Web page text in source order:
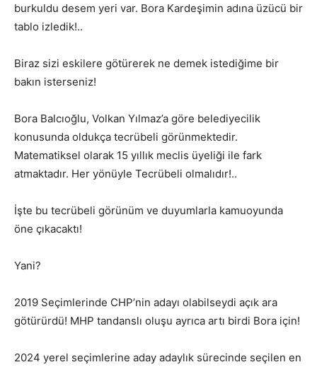
burkuldu desem yeri var. Bora Kardeşimin adına üzücü bir
tablo izledik!..
Biraz sizi eskilere götürerek ne demek istediğime bir
bakın isterseniz!
Bora Balcıoğlu, Volkan Yılmaz’a göre belediyecilik
konusunda oldukça tecrübeli görünmektedir.
Matematiksel olarak 15 yıllık meclis üyeliği ile fark
atmaktadır. Her yönüyle Tecrübeli olmalıdır!..
İşte bu tecrübeli görünüm ve duyumlarla kamuoyunda
öne çıkacaktı!
Yani?
2019 Seçimlerinde CHP’nin adayı olabilseydi açık ara
götürürdü! MHP tandanslı oluşu ayrıca artı birdi Bora için!
2024 yerel seçimlerine aday adaylık sürecinde seçilen en